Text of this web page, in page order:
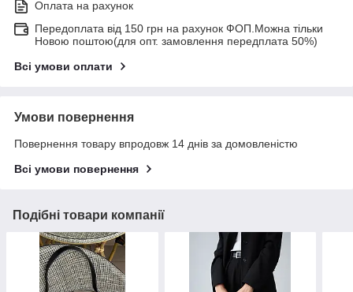
Оплата на рахунок
Передоплата від 150 грн на рахунок ФОП.Можна тільки
Новою поштою(для опт. замовлення передплата 50%)
Всі умови оплати
Умови повернення
Повернення товару впродовж 14 днів за домовленістю
Всі умови повернення
Подібні товари компанії